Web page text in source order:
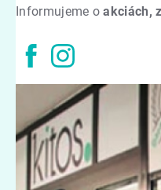
Informujeme oakciách,